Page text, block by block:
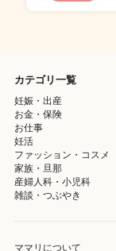
カテゴリ一覧
妊娠・出産
お金・保険
お仕事
妊活
ファッション・コスメ
家族・旦那
産婦人科・小児科
雑談・つぶやき
ママリについて